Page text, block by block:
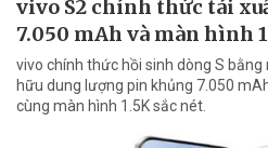
vivo S2 chính thức tái
7.050 mAh và màn hình
vivo chính thức hồi sinh dòng S
hữu dung lượng pin khủng 7.050
cùng màn hình 1.5K sắc nét.